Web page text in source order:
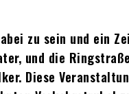
zu sein und ein
und die
Diese